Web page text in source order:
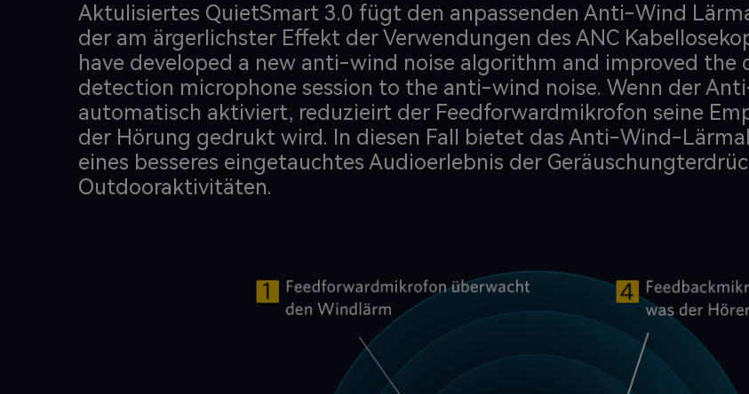
Aktulisiertes QuietSmart 3.0 fügt den anpassenden Anti-Wind
der am ärgerlichster Effekt der Verwendungen des ANC
have developed a new anti-wind noise algorithm and improved the
detection microphone session to the anti-wind noise. Wenn der
automatisch aktiviert, reduzieirt der Feedforwardmikrofon seine
der Hörung gedrukt wird. In diesen Fall bietet das Anti-Wind-
eines besseres eingetauchtes Audioerlebnis der
Outdooraktivitäten.